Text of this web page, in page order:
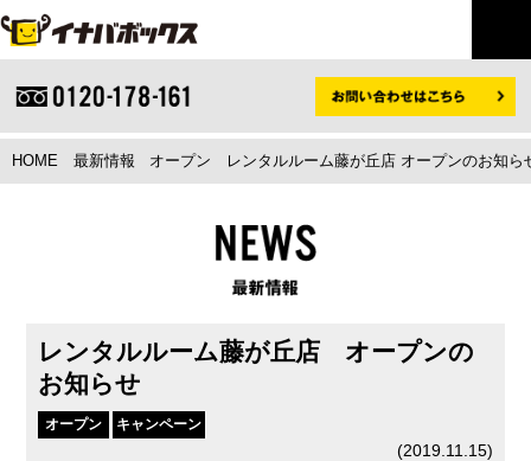
HOME 最新情報 オープン レンタルルーム藤が丘店 オープンのお知
レンタルルーム藤が丘店 オープンの
お知らせ
オープン キャンペーン
(2019.11.15)